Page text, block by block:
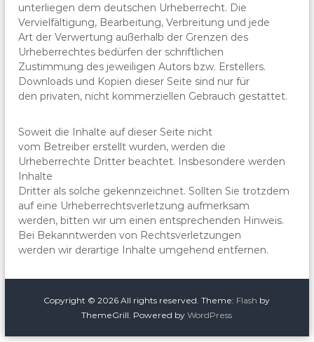
unterliegen dem deutschen Urheberrecht. Die
Vervielfältigung, Bearbeitung, Verbreitung und jede
Art der Verwertung außerhalb der Grenzen des
Urheberrechtes bedürfen der schriftlichen
Zustimmung des jeweiligen Autors bzw. Erstellers.
Downloads und Kopien dieser Seite sind nur für
den privaten, nicht kommerziellen Gebrauch gestattet.
Soweit die Inhalte auf dieser Seite nicht
vom Betreiber erstellt wurden, werden die
Urheberrechte Dritter beachtet. Insbesondere werden
Inhalte
Dritter als solche gekennzeichnet. Sollten Sie trotzdem
auf eine Urheberrechtsverletzung aufmerksam
werden, bitten wir um einen entsprechenden Hinweis.
Bei Bekanntwerden von Rechtsverletzungen
werden wir derartige Inhalte umgehend entfernen.
Copyright © 2026All rights reserved. Theme: Flash by
ThemeGrill. Powered byWordPress